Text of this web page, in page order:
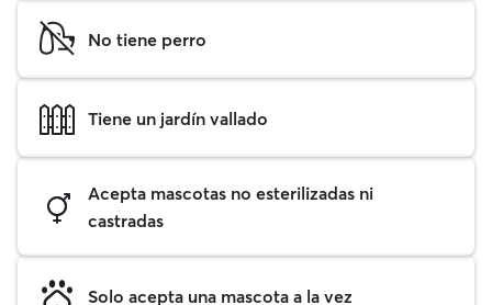
No tiene perro
Tiene un jardín vallado
Acepta mascotas no esterilizadas ni
castradas
Solo acepta una mascota a la vez